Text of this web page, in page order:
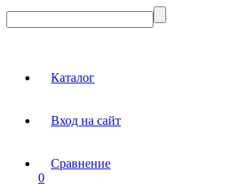
Каталог
Вход на сайт
Сравнение
0